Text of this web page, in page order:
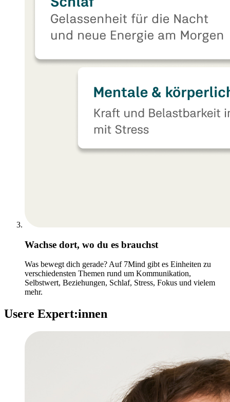
Wachse dort, wo du es brauchst
Was bewegt dich gerade? Auf 7Mind gibt es Einheiten zu
verschiedensten Themen rund um Kommunikation,
Selbstwert, Beziehungen, Schlaf, Stress, Fokus und vielem
mehr.
Usere Expert:innen